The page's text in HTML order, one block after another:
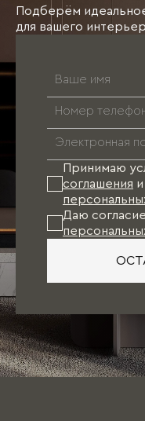
Подберём
для вашего
Принимаю
соглашения и
Даю